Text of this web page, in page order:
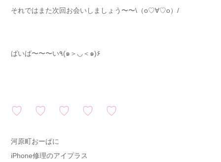
それではまた次回お会いしましょう〜〜\（о♡∀♡о）/
ばいば〜〜〜い٩(๑＞◡＜๑)۶
♡ ♡ ♡ ♡ ♡
河原町おーぱに
iPhone修理のアイプラス